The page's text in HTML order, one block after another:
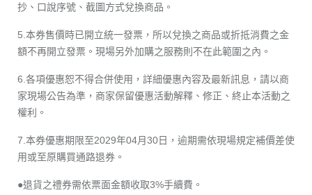
抄、口說序號、截圖方式兌換商品。
5.本券售價時已開立統一發票，所以兌換之商品或折抵消費之金
額不再開立發票。現場另外加購之服務則不在此範圍之內。
6.各項優惠恕不得合併使用，詳細優惠內容及最新訊息，請以商
家現場公告為準，商家保留優惠活動解釋、修正、終止本活動之
權利。
7.本券優惠期限至2029年04月30日，逾期需依現場規定補價差使
用或至原購買通路退券。
●退貨之禮券需依票面金額收取3%手續費。